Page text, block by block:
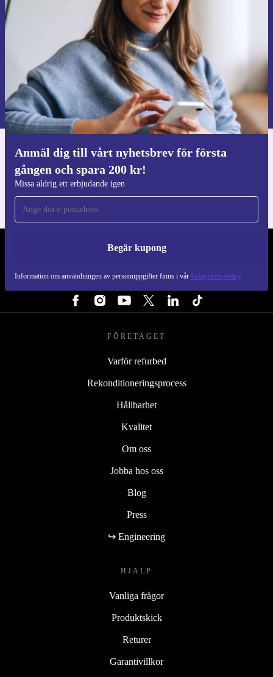
Anmäl dig till vårt nyhetsbrev för första
gången och spara 200 kr!
Missa aldrig ett erbjudande igen
Begär kupong
Information om användningen av personuppgifter finns i vår Integritetspolicy
Missa aldrig ett erbjudande igen.
Begär kupong
Information om användningen av personuppgifter finns i vår
Integritetspolicy
Ladda ner refurbed appen
För iOS och Android
REFURBED SVERIGE - RETHINK NEW.
FÖLJ OSS
FÖRETAGET
Varför refurbed
Rekonditioneringsprocess
Hållbarhet
Kvalitet
Om oss
Jobba hos oss
Blog
Press
↪ Engineering
HJÄLP
Vanliga frågor
Produktskick
Returer
Garantivillkor